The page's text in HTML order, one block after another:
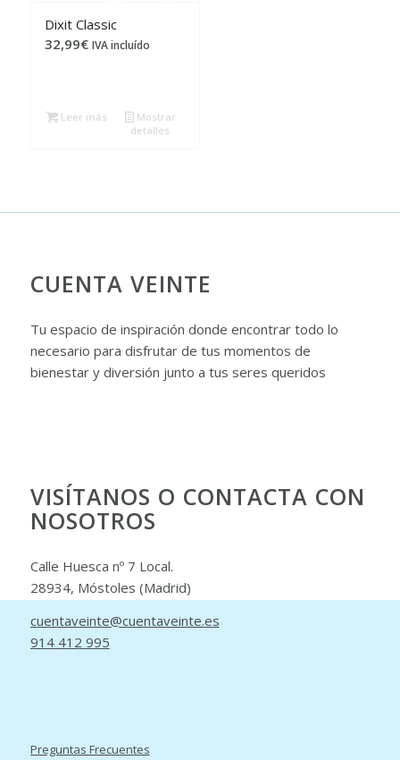
Dixit Classic
32,99€ IVA incluído
Leer más
Mostrar
detalles
CUENTA VEINTE
Tu espacio de inspiración donde encontrar todo lo
necesario para disfrutar de tus momentos de
bienestar y diversión junto a tus seres queridos
VISÍTANOS O CONTACTA CON
NOSOTROS
Calle Huesca nº 7 Local.
28934, Móstoles (Madrid)
cuentaveinte@cuentaveinte.es
914 412 995
Preguntas Frecuentes